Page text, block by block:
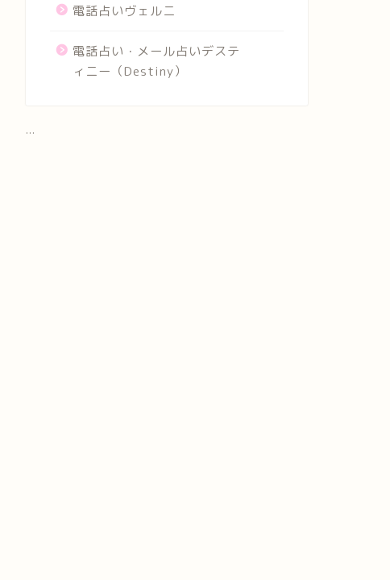
電話占いヴェルニ
電話占い・メール占いデステ
ィニー（Destiny）
...